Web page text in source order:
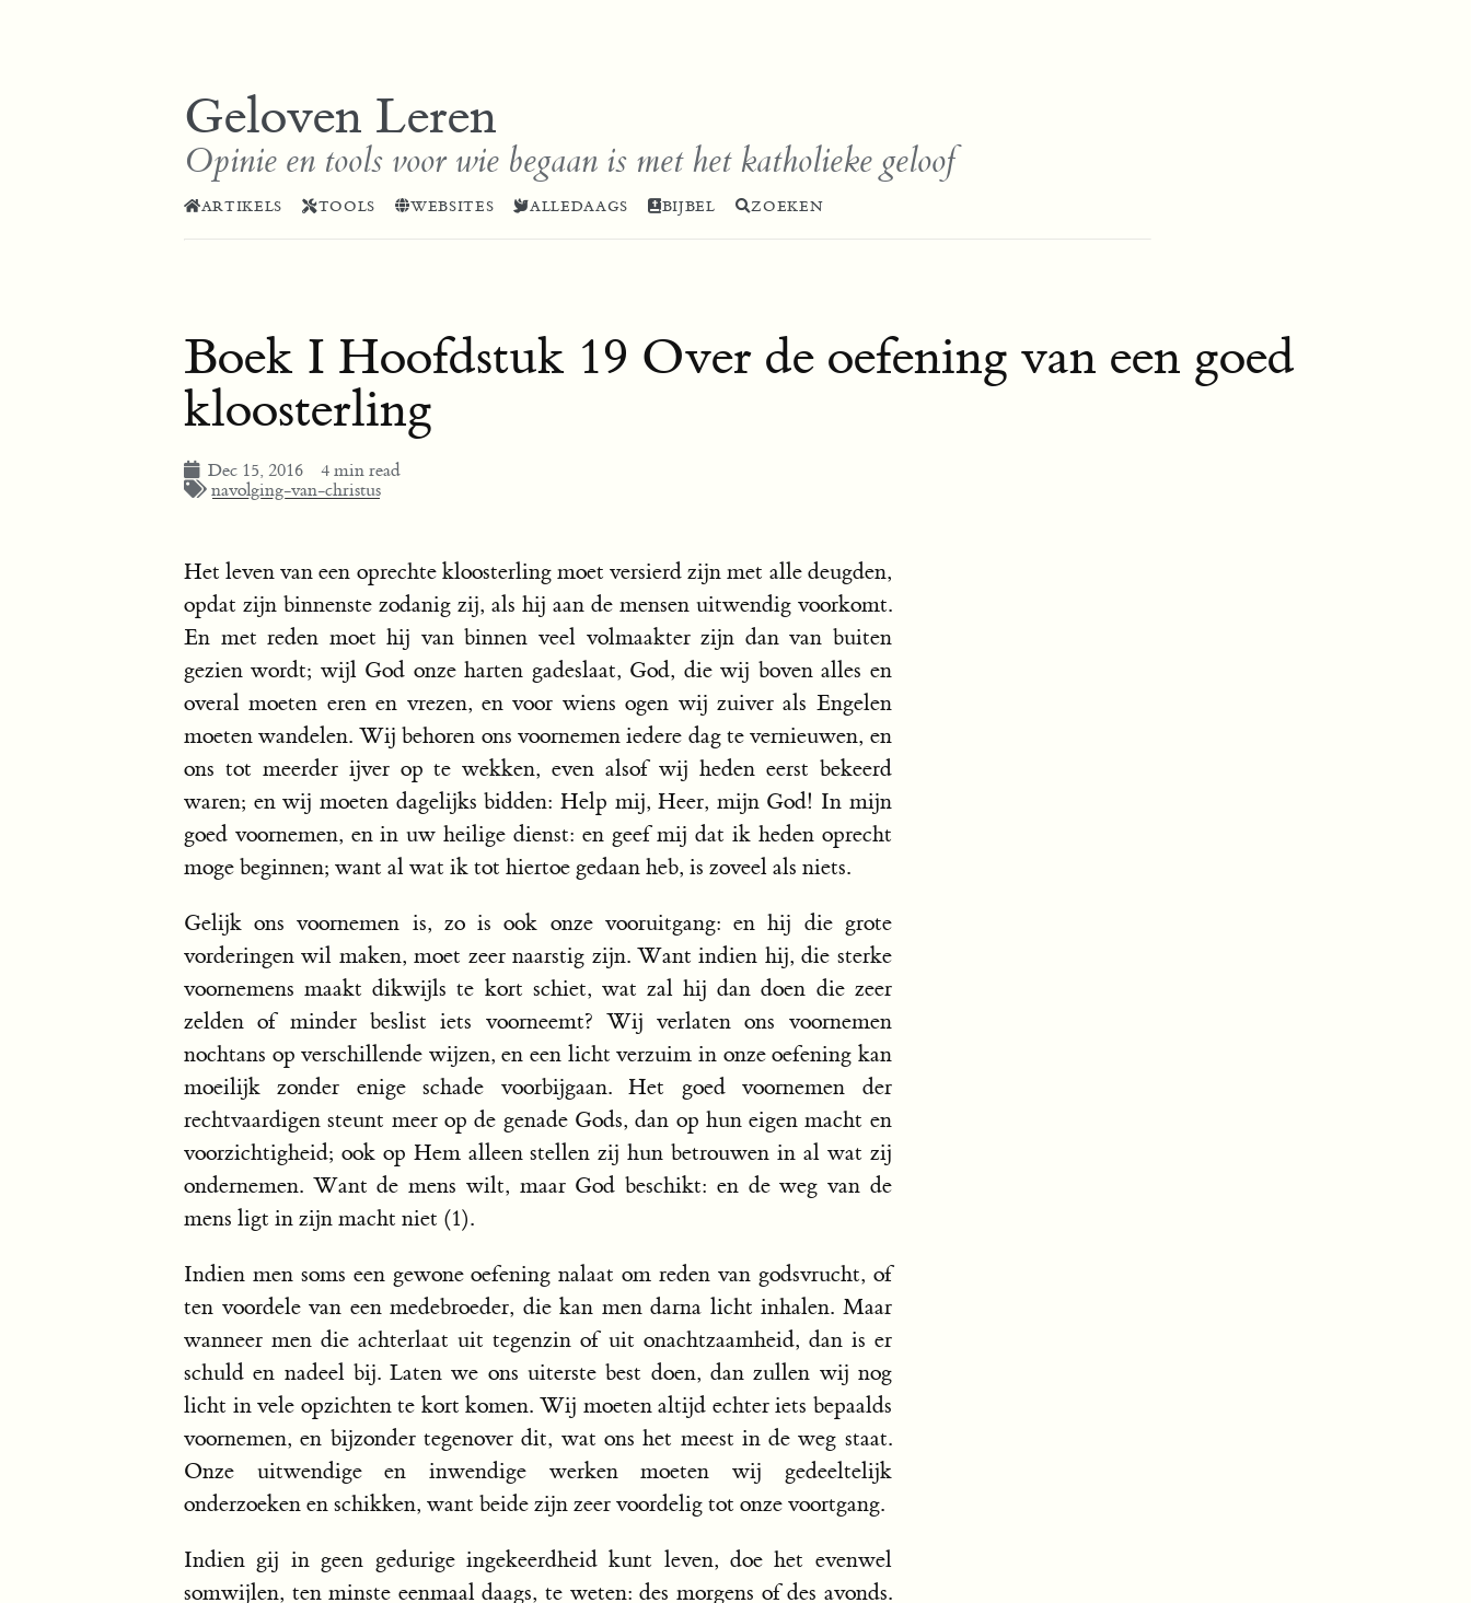
Geloven Leren
Opinie en tools voor wie begaan is met het katholieke geloof
ARTIKELS TOOLS WEBSITES ALLEDAAGS BIJBEL ZOEKEN
Boek I Hoofdstuk 19 Over de oefening van een goed
kloosterling
Dec 15, 2016
4 min read
navolging-van-christus
Het leven van een oprechte kloosterling moet versierd zijn met alle deugden,
opdat zijn binnenste zodanig zij, als hij aan de mensen uitwendig voorkomt.
En met reden moet hij van binnen veel volmaakter zijn dan van buiten
gezien wordt; wijl God onze harten gadeslaat, God, die wij boven alles en
overal moeten eren en vrezen, en voor wiens ogen wij zuiver als Engelen
moeten wandelen. Wij behoren ons voornemen iedere dag te vernieuwen, en
ons tot meerder ijver op te wekken, even alsof wij heden eerst bekeerd
waren; en wij moeten dagelijks bidden: Help mij, Heer, mijn God! In mijn
goed voornemen, en in uw heilige dienst: en geef mij dat ik heden oprecht
moge beginnen; want al wat ik tot hiertoe gedaan heb, is zoveel als niets.
Gelijk ons voornemen is, zo is ook onze vooruitgang: en hij die grote
vorderingen wil maken, moet zeer naarstig zijn. Want indien hij, die sterke
voornemens maakt dikwijls te kort schiet, wat zal hij dan doen die zeer
zelden of minder beslist iets voorneemt? Wij verlaten ons voornemen
nochtans op verschillende wijzen, en een licht verzuim in onze oefening kan
moeilijk zonder enige schade voorbijgaan. Het goed voornemen der
rechtvaardigen steunt meer op de genade Gods, dan op hun eigen macht en
voorzichtigheid; ook op Hem alleen stellen zij hun betrouwen in al wat zij
ondernemen. Want de mens wilt, maar God beschikt: en de weg van de
mens ligt in zijn macht niet (1).
Indien men soms een gewone oefening nalaat om reden van godsvrucht, of
ten voordele van een medebroeder, die kan men darna licht inhalen. Maar
wanneer men die achterlaat uit tegenzin of uit onachtzaamheid, dan is er
schuld en nadeel bij. Laten we ons uiterste best doen, dan zullen wij nog
licht in vele opzichten te kort komen. Wij moeten altijd echter iets bepaalds
voornemen, en bijzonder tegenover dit, wat ons het meest in de weg staat.
Onze uitwendige en inwendige werken moeten wij gedeeltelijk
onderzoeken en schikken, want beide zijn zeer voordelig tot onze voortgang.
Indien gij in geen gedurige ingekeerdheid kunt leven, doe het evenwel
somwijlen, ten minste eenmaal daags, te weten: des morgens of des avonds.